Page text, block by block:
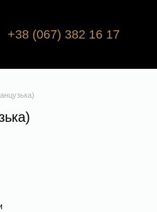
+38 (067) 382 16 17